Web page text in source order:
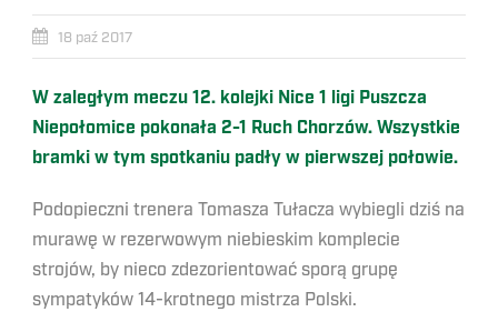
18 paź 2017
W zaległym meczu 12. kolejki Nice 1 ligi Puszcza
Niepołomice pokonała 2-1 Ruch Chorzów. Wszystkie
bramki w tym spotkaniu padły w pierwszej połowie.
Podopieczni trenera Tomasza Tułacza wybiegli dziś na
murawę w rezerwowym niebieskim komplecie
strojów, by nieco zdezorientować sporą grupę
sympatyków 14-krotnego mistrza Polski.